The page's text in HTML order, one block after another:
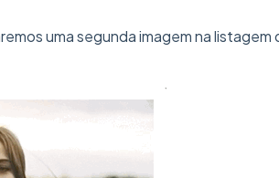
uma segunda imagem na